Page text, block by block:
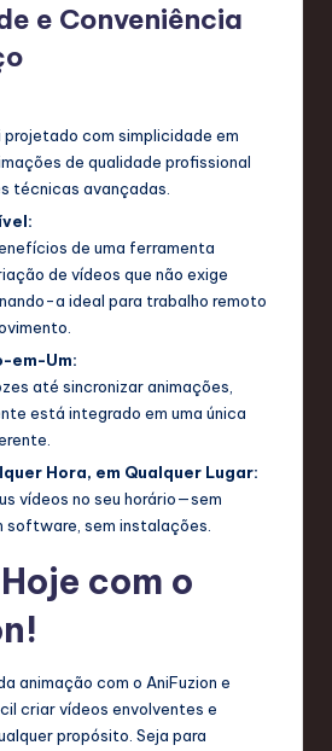
e Conveniência
projetado com simplicidade em
de qualidade profissional
técnicas avançadas.
de uma ferramenta
de vídeos que não exige
a ideal para trabalho remoto
em-Um:
até sincronizar animações,
está integrado em uma única
Hora, em Qualquer Lugar:
vídeos no seu horário—sem
software, sem instalações.
com o
animação com o AniFuzion e
criar vídeos envolventes e
propósito. Seja para